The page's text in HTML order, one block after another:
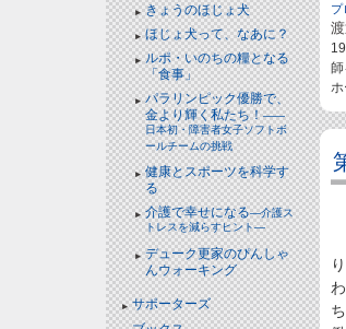
きょうのほじょ犬
ほじょ犬って、なあに？
ルポ・いのちの糧となる
「食事」
パラリンピック優勝で、
金より輝く私たち！――
日本初・障害者女子ソフトボ
ールチームの挑戦
健康とスポーツを科学す
る
介護で幸せになる―介護ス
トレスを減らすヒント―
デューク更家のぴんしゃ
んウォーキング
サポーターズ
プ
師